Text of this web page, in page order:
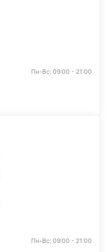
Пн-Вс: 09:00 - 21:00
Пн-Вс: 09:00 - 21:00